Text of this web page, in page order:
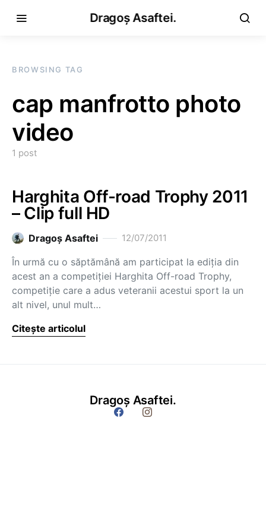
Dragoș Asaftei.
BROWSING TAG
cap manfrotto photo
video
1 post
Harghita Off-road Trophy 2011
– Clip full HD
Dragoş Asaftei 12/07/2011
În urmă cu o săptămână am participat la ediția din
acest an a competiției Harghita Off-road Trophy,
competiție care a adus veteranii acestui sport la un
alt nivel, unul mult…
Citește articolul
Dragoș Asaftei.